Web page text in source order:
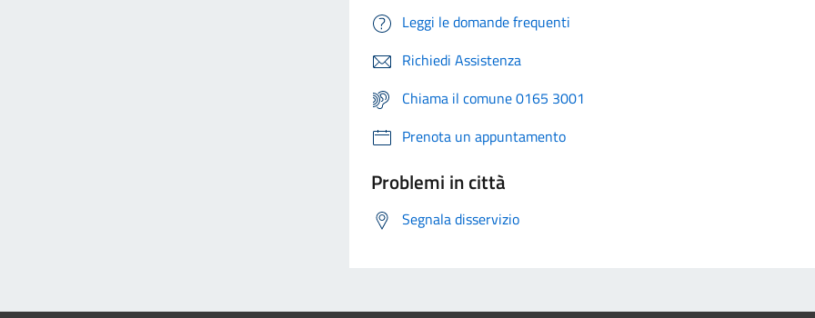
Leggi le domande frequenti
Richiedi Assistenza
Chiama il comune 0165 3001
Prenota un appuntamento
Problemi in città
Segnala disservizio